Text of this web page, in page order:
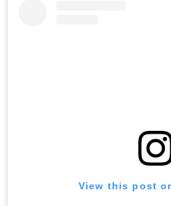
View this post